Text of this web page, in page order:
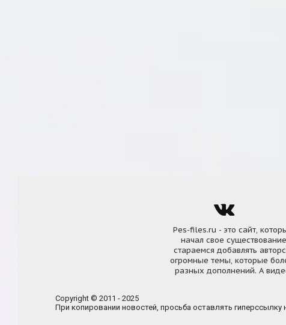
Pes-files.ru - это сайт,
начал свое
стараемся добавлять
огромные темы, которые
разных дополнений. А
Copyright © 2011 - 2025
При копировании новостей, просьба оставлять гиперссылку